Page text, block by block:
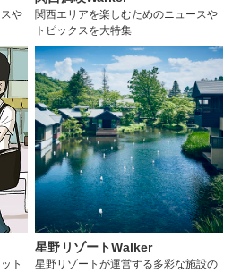
や
関西エリアを楽しむためのニュースや
トピックスを大特集
ト
星野リゾートWalker
星野リゾートが運営する多彩な施設の